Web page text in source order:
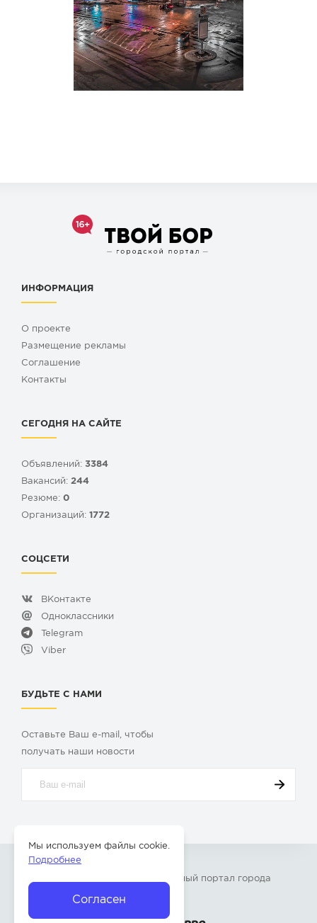
ИНФОРМАЦИЯ
О проекте
Размещение рекламы
Cоглашение
Контакты
СЕГОДНЯ НА САЙТЕ
Объявлений: 3384
Вакансий: 244
Резюме: 0
Организаций: 1772
СОЦСЕТИ
ВКонтакте
Одноклассники
Telegram
Viber
БУДЬТЕ С НАМИ
Оставьте Ваш e-mail, чтобы
получать наши новости
» – Главный портал города
Бор Нижегородской области
Согласен
Мы используем файлы cookie.
Подробнее